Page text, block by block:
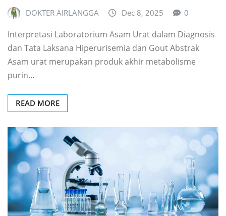
DOKTER AIRLANGGA Dec 8, 2025 0
Interpretasi Laboratorium Asam Urat dalam Diagnosis
dan Tata Laksana Hiperurisemia dan Gout Abstrak
Asam urat merupakan produk akhir metabolisme
purin…
READ MORE